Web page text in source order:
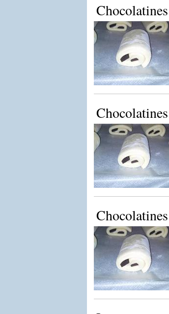
Chocolatines
Chocolatines
Chocolatines